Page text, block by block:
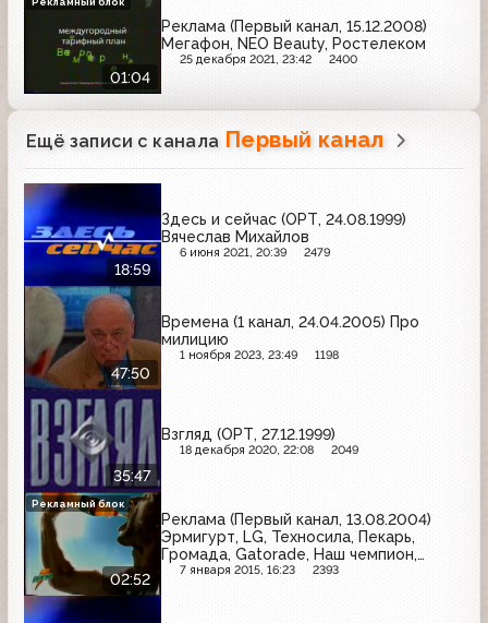
01:04
Реклама (Первый канал, 15.12.2008)
Мегафон, NEO Beauty, Ростелеком
25 декабря 2021, 23:42 2400
Ещё записи с канала Первый канал
18:59
Здесь и сейчас (ОРТ, 24.08.1999)
Вячеслав Михайлов
6 июня 2021, 20:39 2479
47:50
Времена (1 канал, 24.04.2005) Про
милицию
1 ноября 2023, 23:49 1198
35:47
Взгляд (ОРТ, 27.12.1999)
18 декабря 2020, 22:08 2049
02:52
Реклама (Первый канал, 13.08.2004)
Эрмигурт, LG, Техносила, Пекарь,
Громада, Gatorade, Наш чемпион,
Инком-Авто, Мегафон
7 января 2015, 16:23 2393
Рекламный блок